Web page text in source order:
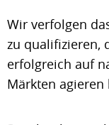
Wir verfolgen
zu qualifizieren,
erfolgreich auf
Märkten agieren